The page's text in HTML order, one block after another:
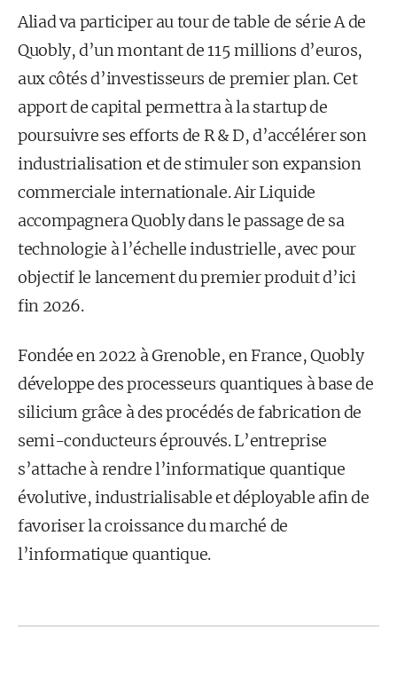
Aliad va participer au tour de table de série A de
Quobly, d’un montant de 115 millions d’euros,
aux côtés d’investisseurs de premier plan. Cet
apport de capital permettra à la startup de
poursuivre ses efforts de R & D, d’accélérer son
industrialisation et de stimuler son expansion
commerciale internationale. Air Liquide
accompagnera Quobly dans le passage de sa
technologie à l’échelle industrielle, avec pour
objectif le lancement du premier produit d’ici
fin 2026.
Fondée en 2022 à Grenoble, en France, Quobly
développe des processeurs quantiques à base de
silicium grâce à des procédés de fabrication de
semi-conducteurs éprouvés. L’entreprise
s’attache à rendre l’informatique quantique
évolutive, industrialisable et déployable afin de
favoriser la croissance du marché de
l’informatique quantique.